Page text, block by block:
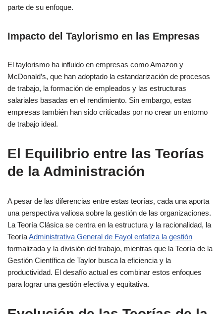
parte de su enfoque.
Impacto del Taylorismo en las Empresas
El taylorismo ha influido en empresas como Amazon y
McDonald’s, que han adoptado la estandarización de procesos
de trabajo, la formación de empleados y las estructuras
salariales basadas en el rendimiento. Sin embargo, estas
empresas también han sido criticadas por no crear un entorno
de trabajo ideal.
El Equilibrio entre las Teorías
de la Administración
A pesar de las diferencias entre estas teorías, cada una aporta
una perspectiva valiosa sobre la gestión de las organizaciones.
La Teoría Clásica se centra en la estructura y la racionalidad, la
TeoríaAdministrativa General de Fayol enfatiza la gestión
formalizada y la división del trabajo, mientras que la Teoría de la
Gestión Científica de Taylor busca la eficiencia y la
productividad. El desafío actual es combinar estos enfoques
para lograr una gestión efectiva y equitativa.